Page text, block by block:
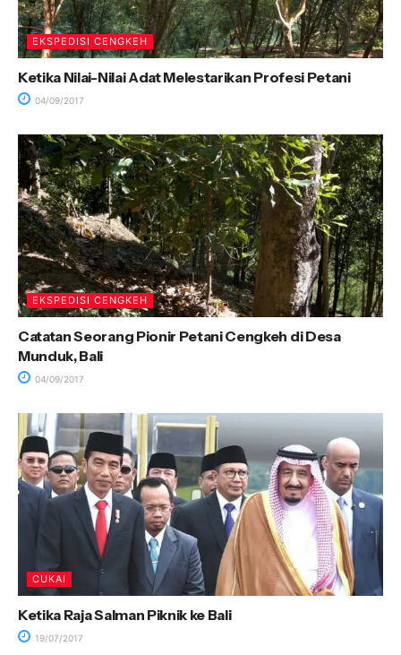
EKSPEDISI CENGKEH
Ketika Nilai-Nilai Adat Melestarikan Profesi Petani
04/09/2017
EKSPEDISI CENGKEH
Catatan Seorang Pionir Petani Cengkeh di Desa
Munduk, Bali
04/09/2017
CUKAI
Ketika Raja Salman Piknik ke Bali
19/07/2017